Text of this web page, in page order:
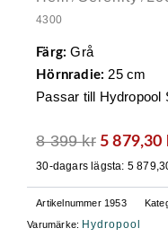
4300
Färg: Grå
Hörnradie: 25 cm
Passar till Hydropool
8 399kr Det
var:
8
5 879,30
30-dagars lägsta: 5
Artikelnummer1953
Varumärke: Hydropool